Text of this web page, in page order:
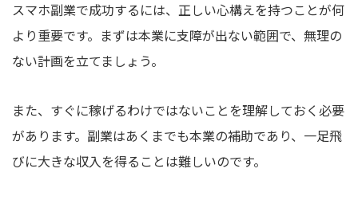
スマホ副業で成功するには、正しい心構えを持つことが何
より重要です。まずは本業に支障が出ない範囲で、無理の
ない計画を立てましょう。
また、すぐに稼げるわけではないことを理解しておく必要
があります。副業はあくまでも本業の補助であり、一足飛
びに大きな収入を得ることは難しいのです。